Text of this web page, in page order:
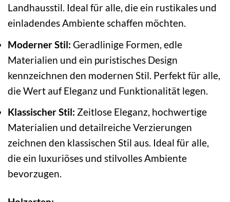
Landhausstil. Ideal für alle, die ein rustikales und
einladendes Ambiente schaffen möchten.
Moderner Stil: Geradlinige Formen, edle
Materialien und ein puristisches Design
kennzeichnen den modernen Stil. Perfekt für alle,
die Wert auf Eleganz und Funktionalität legen.
Klassischer Stil: Zeitlose Eleganz, hochwertige
Materialien und detailreiche Verzierungen
zeichnen den klassischen Stil aus. Ideal für alle,
die ein luxuriöses und stilvolles Ambiente
bevorzugen.